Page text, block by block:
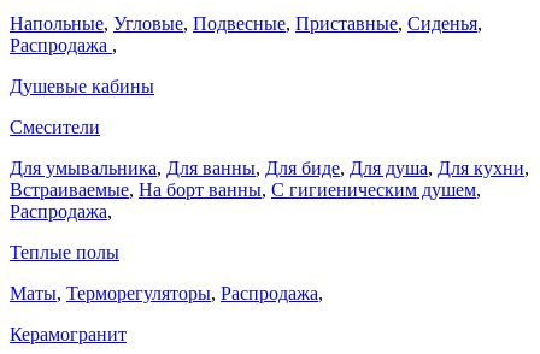
Напольные, Угловые, Подвесные, Приставные, Сиденья,
Распродажа ,
Душевые кабины
Смесители
Для умывальника, Для ванны, Для биде, Для душа, Для кухни,
Встраиваемые, На борт ванны, C гигиеническим душем,
Распродажа,
Теплые полы
Маты, Терморегуляторы, Распродажа,
Керамогранит